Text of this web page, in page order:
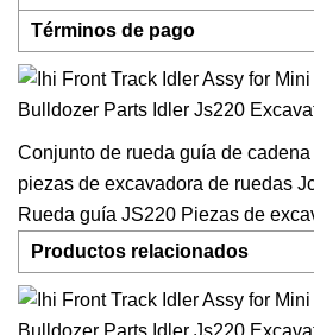
Términos de pago
Conjunto de rueda guía de
piezas de excavadora de ruedas
Rueda guía JS220 Piezas de
Productos relacionados